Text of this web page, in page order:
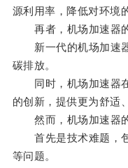
源利用率，降低对环境
再者，机场加速器的
新一代的机场加速器
碳排放。
同时，机场加速器在
的创新，提供更为舒适
然而，机场加速器的
首先是技术难题，包
等问题。